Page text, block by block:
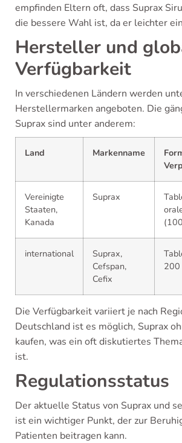
empfinden Eltern oft, dass Suprax
die bessere Wahl ist, da er leichter
Hersteller und
Verfügbarkeit
In verschiedenen Ländern werden
Herstellermarken angeboten. Die
Suprax sind unter anderem:
Land Markenname
Vereinigte
Staaten,
Kanada
Suprax
international
Suprax,
Cefspan,
Cefix
200
Die Verfügbarkeit variiert je nach
Deutschland ist es möglich, Suprax
kaufen, was ein oft diskutiertes
ist.
Regulationsstatus
Der aktuelle Status von Suprax und
ist ein wichtiger Punkt, der zur
Patienten beitragen kann.